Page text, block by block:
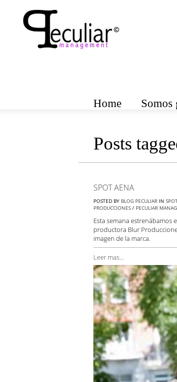
Home Somos
Posts
SPOT AENA
POSTED BY BLOG PECULIAR IN
PRODUCCIONES / PECULIAR
Esta semana estrenábamos
productora Blur
imagen de la marca.
Leer mas...